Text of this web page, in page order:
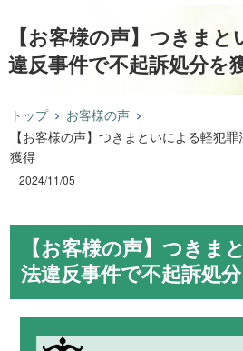
【お客様の声】つきま
違反事件で不起訴処分を
トップ
お客様の声
【お客様の声】つきまといによる軽犯
獲得
2024/11/05
【お客様の声】つきま
法違反事件で不起訴処